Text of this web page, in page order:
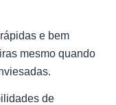
e bem
mesmo quando
de